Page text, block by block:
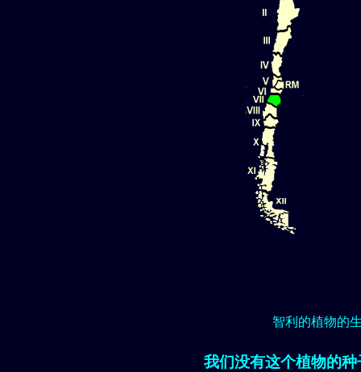
智利的植物的
我们没有这个植物的